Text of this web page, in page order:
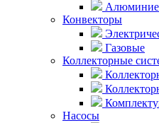
Конвекторы
Газовые
Коллекторные
Насосы